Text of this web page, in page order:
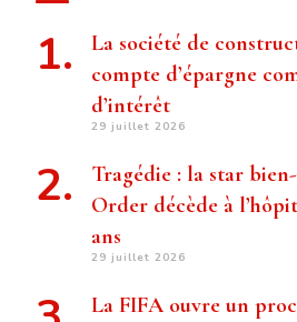
La société de
compte d’épargne
d’intérêt
29 juillet 2026
Tragédie : la star
Order décède à
ans
29 juillet 2026
La FIFA ouvre un